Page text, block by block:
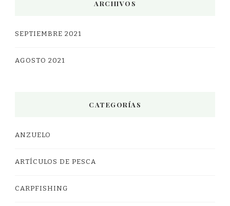
ARCHIVOS
SEPTIEMBRE 2021
AGOSTO 2021
CATEGORÍAS
ANZUELO
ARTÍCULOS DE PESCA
CARPFISHING